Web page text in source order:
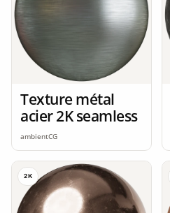
Texture métal
acier 2K seamless
ambientCG
2K